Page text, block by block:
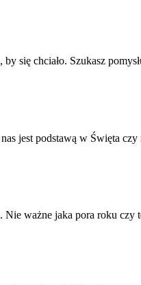
się chciało. Szukasz
jest podstawą w Święta
Nie ważne jaka pora roku